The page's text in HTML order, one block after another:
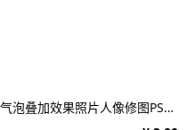
潮流扭曲淹没水下气泡叠加效果照片人像修图PS特效滤镜插件样机 Deluge Underwater Photo Effect